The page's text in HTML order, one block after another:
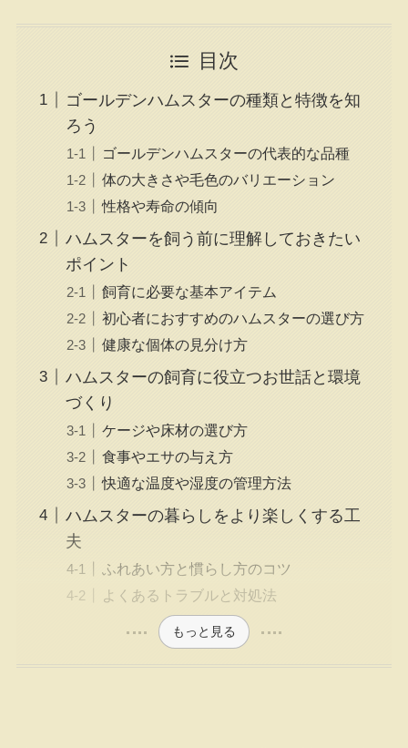
目次
ゴールデンハムスターの種類と特徴を知
ろう
ゴールデンハムスターの代表的な品種
体の大きさや毛色のバリエーション
性格や寿命の傾向
ハムスターを飼う前に理解しておきたい
ポイント
飼育に必要な基本アイテム
初心者におすすめのハムスターの選び方
健康な個体の見分け方
ハムスターの飼育に役立つお世話と環境
づくり
ケージや床材の選び方
食事やエサの与え方
快適な温度や湿度の管理方法
ハムスターの暮らしをより楽しくする工
夫
ふれあい方と慣らし方のコツ
よくあるトラブルと対処法
もっと見る